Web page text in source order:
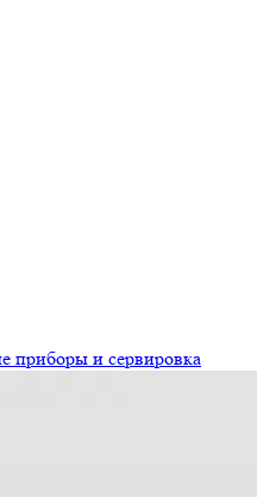
приборы и сервировка